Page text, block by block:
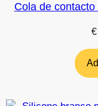
Cola de
€